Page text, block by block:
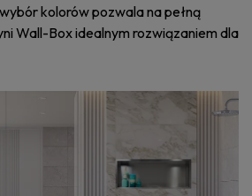
kolorów pozwala na pełną
Wall-Box idealnym rozwiązaniem dla